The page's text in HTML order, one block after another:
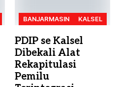
BANJARMASIN KALSEL
PDIP se Kalsel
Dibekali Alat
Rekapitulasi
Pemilu